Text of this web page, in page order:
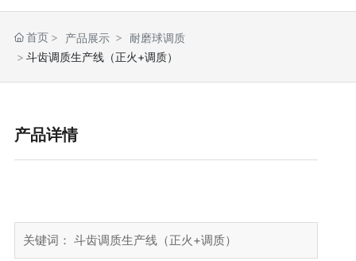
首页 产品展示
耐磨球调质
斗齿调质生产线（正火+调质）
产品详情
关键词： 斗齿调质生产线（正火+调质）